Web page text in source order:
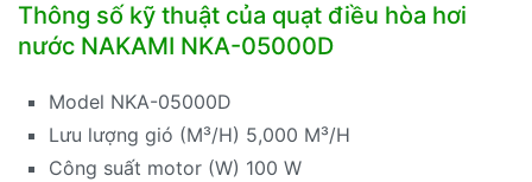
Thông số kỹ thuật của quạt điều hòa hơi
nước NAKAMI NKA-05000D
Model NKA-05000D
Lưu lượng gió (M³/H) 5,000 M³/H
Công suất motor (W) 100 W